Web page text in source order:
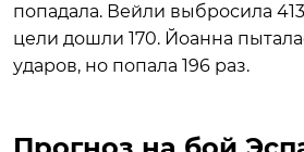
попадала. Вейли выбросила
цели дошли 170. Йоанна
ударов, но попала 196 раз.